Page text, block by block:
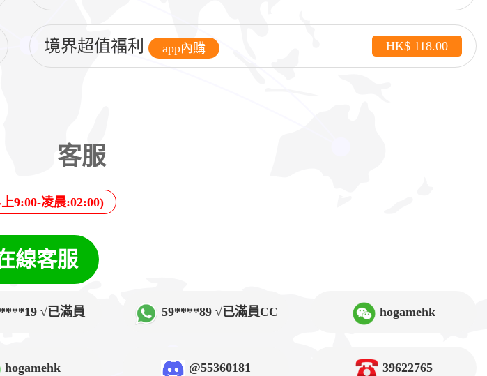
境界超值福利 app內購 HK$ 118.00
客服
9:00-凌晨:02:00)
線客服
√已滿員 59****89 √已滿員CC hogamehk
hogamehk @55360181 39622765